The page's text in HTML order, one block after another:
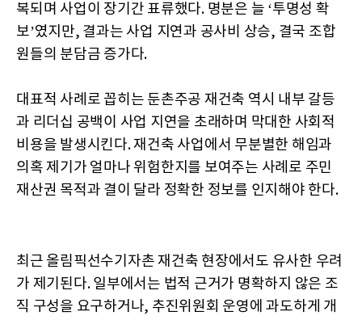
복되며 사업이 장기간 표류했다. 명분은 늘 ‘투명성 확
보’였지만, 결과는 사업 지연과 공사비 상승, 결국 조합
원들의 분담금 증가다.
대표적 사례로 꼽히는 둔촌주공 재건축 역시 내부 갈등
과 리더십 공백이 사업 지연을 초래하며 막대한 사회적
비용을 발생시킨다. 재건축 사업에서 무분별한 해임과
의혹 제기가 얼마나 위험한지를 보여주는 사례로 주민
재산권 목적과 결이 달라 정확한 정보를 인지해야 한다.
최근 올림픽선수기자촌 재건축 현장에서도 유사한 우려
가 제기된다. 일부에서는 법적 근거가 명확하지 않은 조
직 구성을 요구하거나, 추진위원회 운영에 과도하게 개